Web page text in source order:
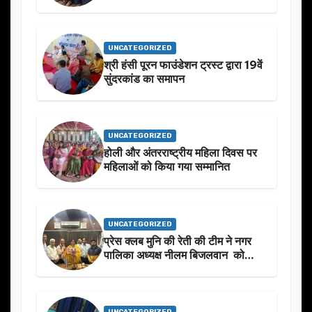
UNCATEGORIZED
श्री हंसी पूरन फाउंडेशन ट्रस्ट द्वारा 19वें
सुंदरकांड का समापन
UNCATEGORIZED
होली और अंतरराष्ट्रीय महिला दिवस पर
महिलाओं को किया गया सम्मानित
UNCATEGORIZED
प्रेस क्लब मुनि की रेती की टीम ने नगर
पालिका अध्यक्ष नीलम बिजलवान को